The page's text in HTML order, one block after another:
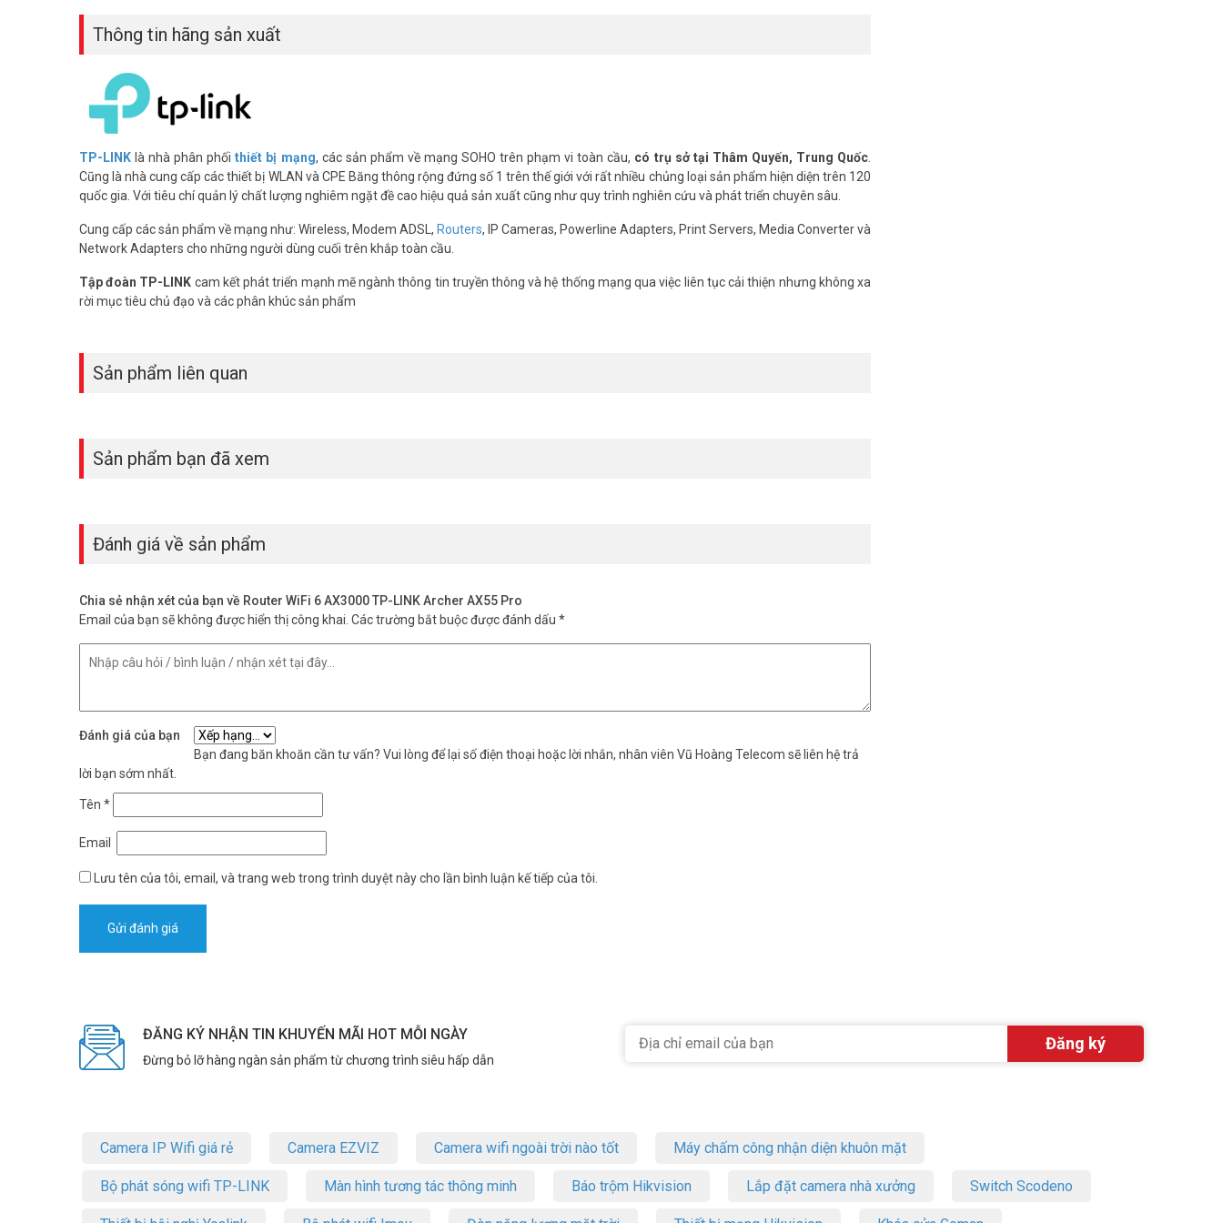
Điểm nổi bật của Archer AX55 Pro là cổng Multi-Gig 2.5Gbps WAN/LAN. Cổng kết nối này cho phép bạn tận dụng tối đa tốc độ internet cáp
quang tốc độ cao, vượt qua giới hạn 1Gbps của các router thông thường.
Phủ Sóng Rộng Khắp, Kết Nối Mọi Ngóc Ngách
Thông tin hãng sản xuất
TP-LINK là nhà phân phốithiết bị mạng, các sản phẩm về mạng SOHO trên phạm vi toàn cầu, có trụ sở tại Thâm Quyến, Trung Quốc
Cũng là nhà cung cấp các thiết bị WLAN và CPE Băng thông rộng đứng số 1 trên thế giới với rất nhiều chủng loại sản phẩm hiện diện trên 120
quốc gia. Với tiêu chí quản lý chất lượng nghiêm ngặt đề cao hiệu quả sản xuất cũng như quy trình nghiên cứu và phát triển chuyên sâu.
Cung cấp các sản phẩm về mạng như: Wireless, Modem ADSL, Routers, IP Cameras, Powerline Adapters, Print Servers, Media Converter và
Network Adapters cho những người dùng cuối trên khắp toàn cầu.
Tập đoàn TP-LINK cam kết phát triển mạnh mẽ ngành thông tin truyền thông và hệ thống mạng qua việc liên tục cải thiện nhưng không xa
rời mục tiêu chủ đạo và các phân khúc sản phẩm
Sản phẩm liên quan
Sản phẩm bạn đã xem
Đánh giá về sản phẩm
Chia sẻ nhận xét của bạn về Router WiFi 6 AX3000 TP-LINK Archer AX55 Pro
Email của bạn sẽ không được hiển thị công khai. Các trường bắt buộc được đánh dấu *
Đánh giá của bạn
Bạn đang băn khoăn cần tư vấn? Vui lòng để lại số điện thoại hoặc lời nhắn, nhân viên Vũ Hoàng Telecom sẽ liên hệ trả
lời bạn sớm nhất.
Tên *
Email
Lưu tên của tôi, email, và trang web trong trình duyệt này cho lần bình luận kế tiếp của tôi.
ĐĂNG KÝ NHẬN TIN KHUYẾN MÃI HOT MỖI NGÀY
Đừng bỏ lỡ hàng ngàn sản phẩm từ chương trình siêu hấp dẫn
Camera IP Wifi giá rẻ Camera EZVIZ Camera wifi ngoài trời nào tốt Máy chấm công nhận diện khuôn mặt
Bộ phát sóng wifi TP-LINK Màn hình tương tác thông minh Báo trộm Hikvision Lắp đặt camera nhà xưởng Switch Scodeno